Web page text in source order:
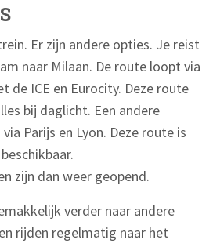
Er zijn andere opties. Je reist
naar Milaan. De route loopt via
de ICE en Eurocity. Deze route
bij daglicht. Een andere
Parijs en Lyon. Deze route is
zijn dan weer geopend.
verder naar andere
rijden regelmatig naar het